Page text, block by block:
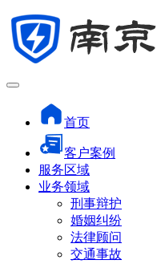
首页
客户案例
服务区域
业务领域
刑事辩护
婚姻纠纷
法律顾问
交通事故